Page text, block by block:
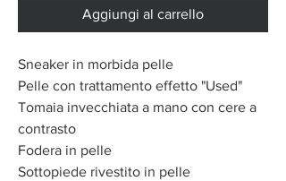
Aggiungi al carrello
Sneaker in morbida pelle
Pelle con trattamento effetto "Used"
Tomaia invecchiata a mano con cere a
contrasto
Fodera in pelle
Sottopiede rivestito in pelle